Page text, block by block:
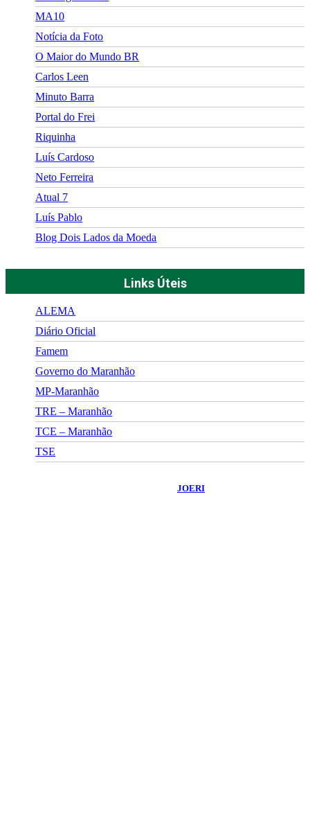
MA10
Notícia da Foto
O Maior do Mundo BR
Carlos Leen
Minuto Barra
Portal do Frei
Riquinha
Luís Cardoso
Neto Ferreira
Atual 7
Luís Pablo
Blog Dois Lados da Moeda
Links Úteis
ALEMA
Diário Oficial
Famem
Governo do Maranhão
MP-Maranhão
TRE – Maranhão
TCE – Maranhão
TSE
JOERI